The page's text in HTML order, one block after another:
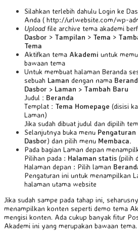
Silahkan terlebih dahulu Login ke
Anda ( http://urlwebsite.com/wp-
Upload file archive tema akademi
Dasbor > Tampilan > Tema >
Tema
Aktifkan tema Akademi untuk
bawaan tema
Untuk membuat halaman Beranda
sebuah Laman dengan nama
Dasbor > Laman > Tambah Baru
Judul : Beranda
Templat : Tema Homepage (disisi
Laman)
Jika sudah dibuat judul dan dipilih
Selanjutnya buka menu Pengaturan
Dasbor) dan pilih menu Membaca.
Pada bagian Laman depan
Pilihan pada : Halaman statis (pilih
Halaman depan : Pilih laman
Pengaturan ini untuk menampilkan
halaman utama website
Jika sudah sampe pada tahap ini,
menampilkan konten seperti demo tema
mengisi konten. Ada cukup banyak fitur
Akademi ini yang merupakan bawaan tema.